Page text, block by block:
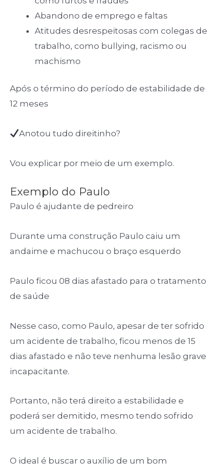
Abandono de emprego e faltas
Atitudes desrespeitosas com colegas de
trabalho, como bullying, racismo ou
machismo
Após o término do período de estabilidade de
12 meses
Anotou tudo direitinho?
Vou explicar por meio de um exemplo.
Exemplo do Paulo
Paulo é ajudante de pedreiro
Durante uma construção Paulo caiu um
andaime e machucou o braço esquerdo
Paulo ficou 08 dias afastado para o tratamento
de saúde
Nesse caso, como Paulo, apesar de ter sofrido
um acidente de trabalho, ficou menos de 15
dias afastado e não teve nenhuma lesão grave
incapacitante.
Portanto, não terá direito a estabilidade e
poderá ser demitido, mesmo tendo sofrido
um acidente de trabalho.
O ideal é buscar o auxílio de um bom